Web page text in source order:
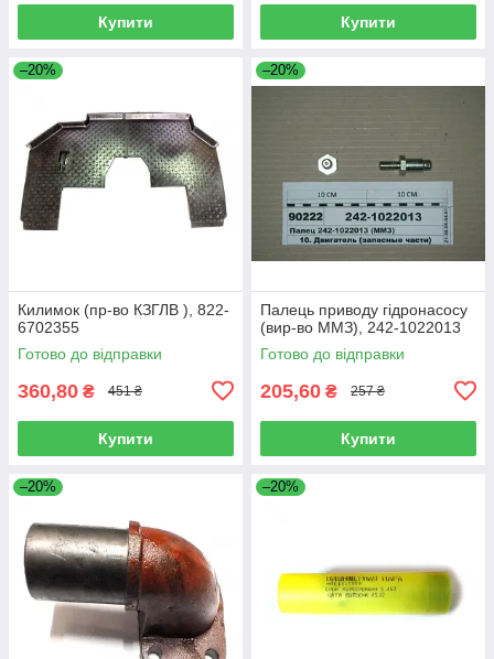
Купити Купити
–20%
Килимок (пр-во КЗГЛВ ), 822-
6702355
Готово до відправки
360,80 ₴ 451 ₴
Купити
–20%
Палець приводу гідронасосу
(вир-во ММЗ), 242-1022013
Готово до відправки
205,60 ₴ 257 ₴
Купити
–20% –20%